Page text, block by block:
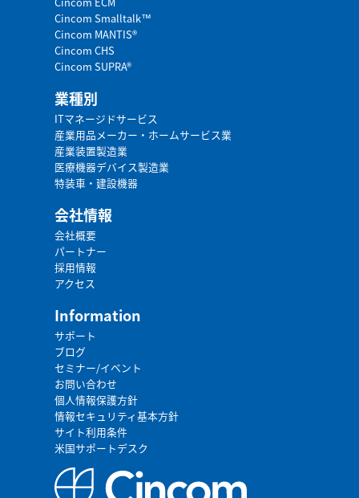
Cincom Smalltalk™
Cincom MANTIS®
Cincom CHS
Cincom SUPRA®
業種別
ITマネージドサービス
産業用品メーカー・ホームサービス業
産業装置製造業
医療機器デバイス製造業
特装車・建設機器
会社情報
会社概要
パートナー
採用情報
アクセス
Information
サポート
ブログ
セミナー/イベント
お問い合わせ
個人情報保護方針
情報セキュリティ基本方針
サイト利用条件
米国サポートデスク